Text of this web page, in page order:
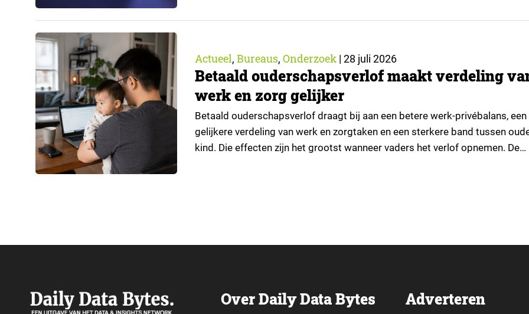
Actueel, Bureaus, Onderzoek | 28 juli 2026
Betaald ouderschapsverlof maakt verdeling
werk en zorg gelijker
Betaald ouderschapsverlof draagt bij aan een betere werk-privébalans, een
gelijkere verdeling van werk en zorgtaken en een sterkere band tussen
kind. Die effecten zijn het grootst wanneer vaders het verlof opnemen. De
Over Daily Data Bytes Adverteren